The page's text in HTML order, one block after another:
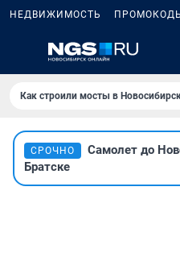
НЕДВИЖИМОСТЬ ПРОМОКОДЫ
Как строили мосты в
СРОЧНО
Самолет до
Братске